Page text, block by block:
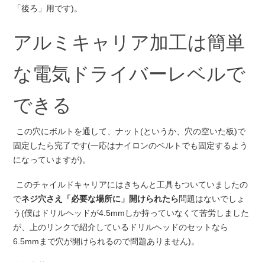
「後ろ」用です)。
アルミキャリア加工は簡単
な電気ドライバーレベルで
できる
この穴にボルトを通して、ナット(というか、穴の空いた板)で
固定したら完了です(一応はナイロンのベルトでも固定するよう
になっていますが)。
このチャイルドキャリアにはきちんと工具もついていましたの
でネジ穴さえ「必要な場所に」開けられたら問題はないでしょ
う(僕はドリルヘッドが4.5mmしか持っていなくて苦労しました
が、上のリンクで紹介しているドリルヘッドのセットなら
6.5mmまで穴が開けられるので問題ありません)。